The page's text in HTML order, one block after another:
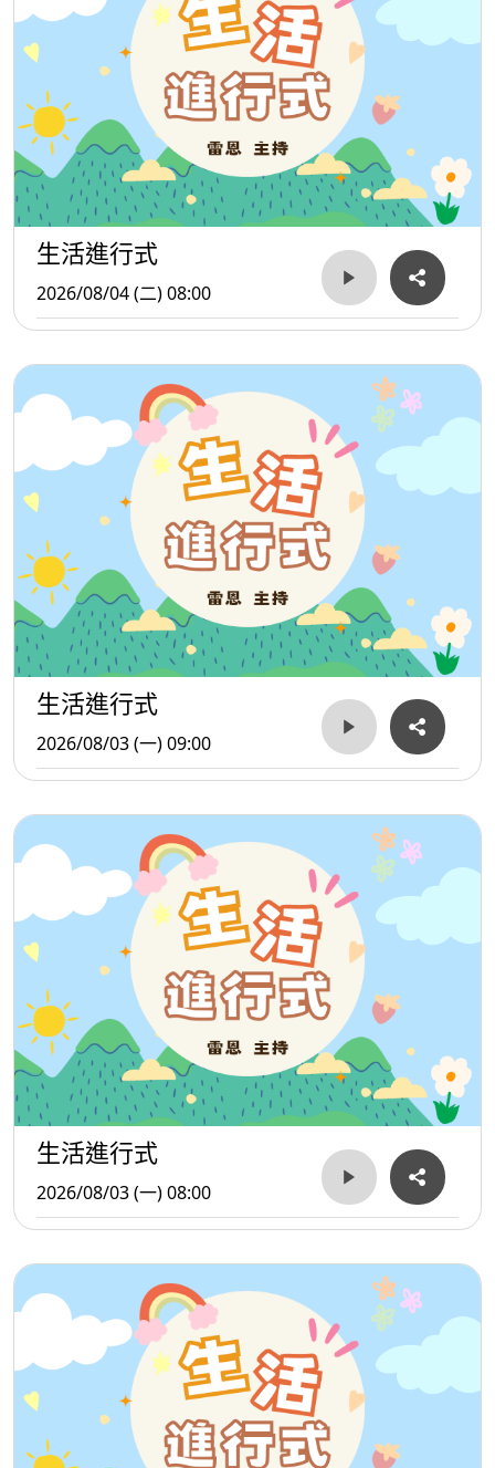
生活進行式
2026/08/04 (二) 08:00
生活進行式
2026/08/03 (一) 09:00
生活進行式
2026/08/03 (一) 08:00